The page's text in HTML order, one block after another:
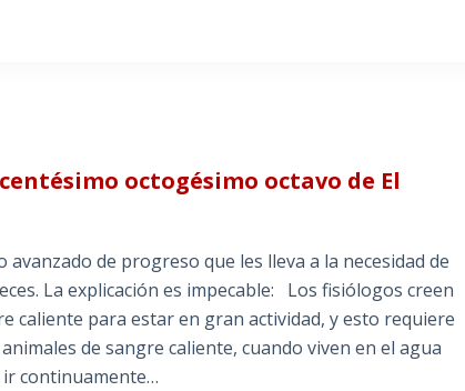
octogésimo octavo de El
de progreso que les lleva a la necesidad de
La explicación es impecable: Los fisiólogos creen
caliente para estar en gran actividad, y esto requiere
de sangre caliente, cuando viven en el agua
continuamente…